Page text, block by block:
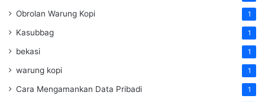
Obrolan Warung Kopi 1
Kasubbag 1
bekasi 1
warung kopi 1
Cara Mengamankan Data Pribadi 1